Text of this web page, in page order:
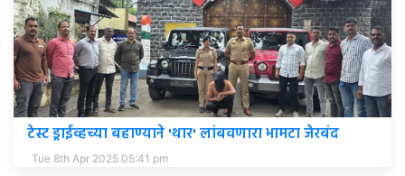
टेस्ट ड्राईव्हच्या बहाण्याने 'थार' लांबवणारा भामटा जेरबंद
Tue 8th Apr 2025 05:41 pm